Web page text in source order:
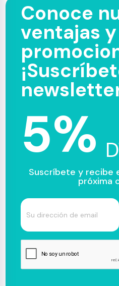
Conoce
ventajas y
5%
Suscríbete y recibe
próxima